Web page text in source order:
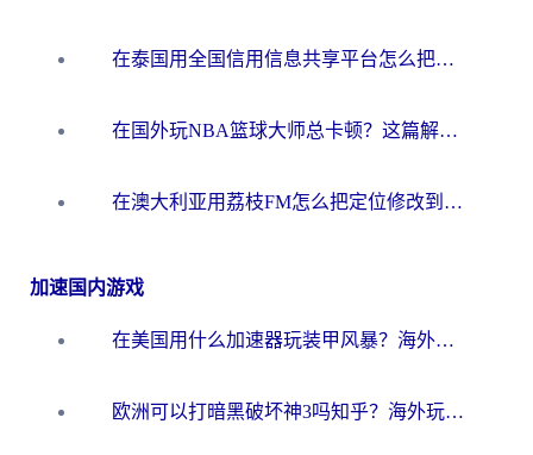
在泰国用全国信用信息共享平台怎么把定位修改到中国国内？海外党解决国内服务访问难题的实用指南
在国外玩NBA篮球大师总卡顿？这篇解决你所有海外看国内内容的烦恼
在澳大利亚用荔枝FM怎么把定位修改到中国国内？海外华人必看的内容访问指南
加速国内游戏
在美国用什么加速器玩装甲风暴？海外玩家亲测有效的国服游戏加速指南
欧洲可以打暗黑破坏神3吗知乎？海外玩家国服游戏加速终极指南